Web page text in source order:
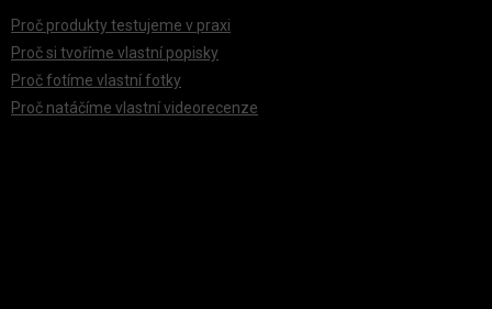
Proč produkty testujeme v praxi
Proč si tvoříme vlastní popisky
Proč fotíme vlastní fotky
Proč natáčíme vlastní videorecenze